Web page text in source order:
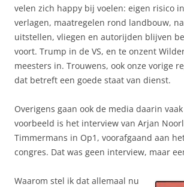
velen zich happy bij voelen: eigen risico
verlagen, maatregelen rond landbouw,
uitstellen, vliegen en autorijden blijven
voort. Trump in de VS, en te onzent
meesters in. Trouwens, ook onze vorige
dat betreft een goede staat van dienst.
Overigens gaan ook de media daarin
voorbeeld is het interview van Arjan
Timmermans in Op1, voorafgaand aan
congres. Dat was geen interview, maar
Waarom stel ik dat allemaal nu